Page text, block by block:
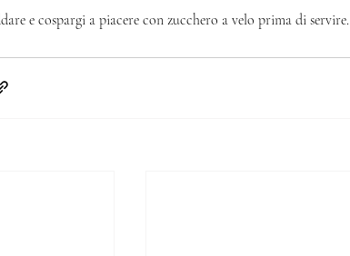
e cospargi a piacere con zucchero a velo prima di servire.